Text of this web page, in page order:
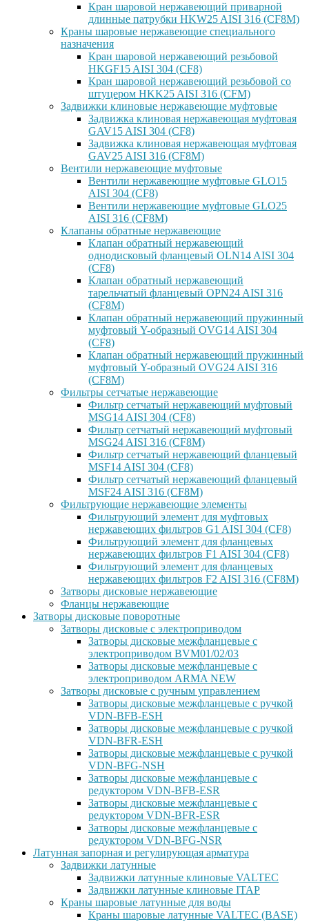
Кран шаровой нержавеющий приварной
длинные патрубки HKW25 AISI 316 (CF8M)
Краны шаровые нержавеющие специального
назначения
Кран шаровой нержавеющий резьбовой
HKGF15 AISI 304 (CF8)
Кран шаровой нержавеющий резьбовой со
штуцером HKK25 AISI 316 (CFM)
Задвижки клиновые нержавеющие муфтовые
Задвижка клиновая нержавеющая муфтовая
GAV15 AISI 304 (CF8)
Задвижка клиновая нержавеющая муфтовая
GAV25 AISI 316 (CF8M)
Вентили нержавеющие муфтовые
Вентили нержавеющие муфтовые GLO15
AISI 304 (CF8)
Вентили нержавеющие муфтовые GLO25
AISI 316 (CF8M)
Клапаны обратные нержавеющие
Клапан обратный нержавеющий
однодисковый фланцевый OLN14 AISI 304
(CF8)
Клапан обратный нержавеющий
тарельчатый фланцевый OPN24 AISI 316
(CF8M)
Клапан обратный нержавеющий пружинный
муфтовый Y-образный OVG14 AISI 304
(CF8)
Клапан обратный нержавеющий пружинный
муфтовый Y-образный OVG24 AISI 316
(CF8М)
Фильтры сетчатые нержавеющие
Фильтр сетчатый нержавеющий муфтовый
MSG14 AISI 304 (CF8)
Фильтр сетчатый нержавеющий муфтовый
MSG24 AISI 316 (CF8M)
Фильтр сетчатый нержавеющий фланцевый
MSF14 AISI 304 (CF8)
Фильтр сетчатый нержавеющий фланцевый
MSF24 AISI 316 (CF8M)
Фильтрующие нержавеющие элементы
Фильтрующий элемент для муфтовых
нержавеющих фильтров G1 AISI 304 (CF8)
Фильтрующий элемент для фланцевых
нержавеющих фильтров F1 AISI 304 (CF8)
Фильтрующий элемент для фланцевых
нержавеющих фильтров F2 AISI 316 (CF8M)
Затворы дисковые нержавеющие
Фланцы нержавеющие
Затворы дисковые поворотные
Затворы дисковые с электроприводом
Затворы дисковые межфланцевые с
электроприводом BVM01/02/03
Затворы дисковые межфланцевые с
электроприводом ARMA NEW
Затворы дисковые с ручным управлением
Затворы дисковые межфланцевые с ручкой
VDN-BFB-ESH
Затворы дисковые межфланцевые с ручкой
VDN-BFR-ESH
Затворы дисковые межфланцевые с ручкой
VDN-BFG-NSH
Затворы дисковые межфланцевые с
редуктором VDN-BFB-ESR
Затворы дисковые межфланцевые с
редуктором VDN-BFR-ESR
Затворы дисковые межфланцевые с
редуктором VDN-BFG-NSR
Латунная запорная и регулирующая арматура
Задвижки латунные
Задвижки латунные клиновые VALTEC
Задвижки латунные клиновые ITAP
Краны шаровые латунные для воды
Краны шаровые латунные VALTEC (BASE)